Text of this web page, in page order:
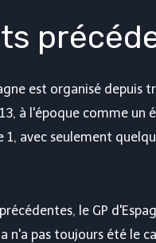
est organisé depuis
à l'époque comme un
1, avec seulement
le GP
n'a pas toujours été le